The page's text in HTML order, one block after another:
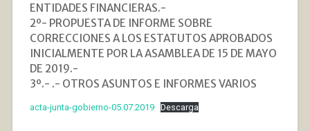
ENTIDADES FINANCIERAS.-
2º- PROPUESTA DE INFORME SOBRE
CORRECCIONES A LOS ESTATUTOS APROBADOS
INICIALMENTE POR LA ASAMBLEA DE 15 DE MAYO
DE 2019.-
3º.- .- OTROS ASUNTOS E INFORMES VARIOS
acta-junta-gobierno-05.07.2019 Descarga